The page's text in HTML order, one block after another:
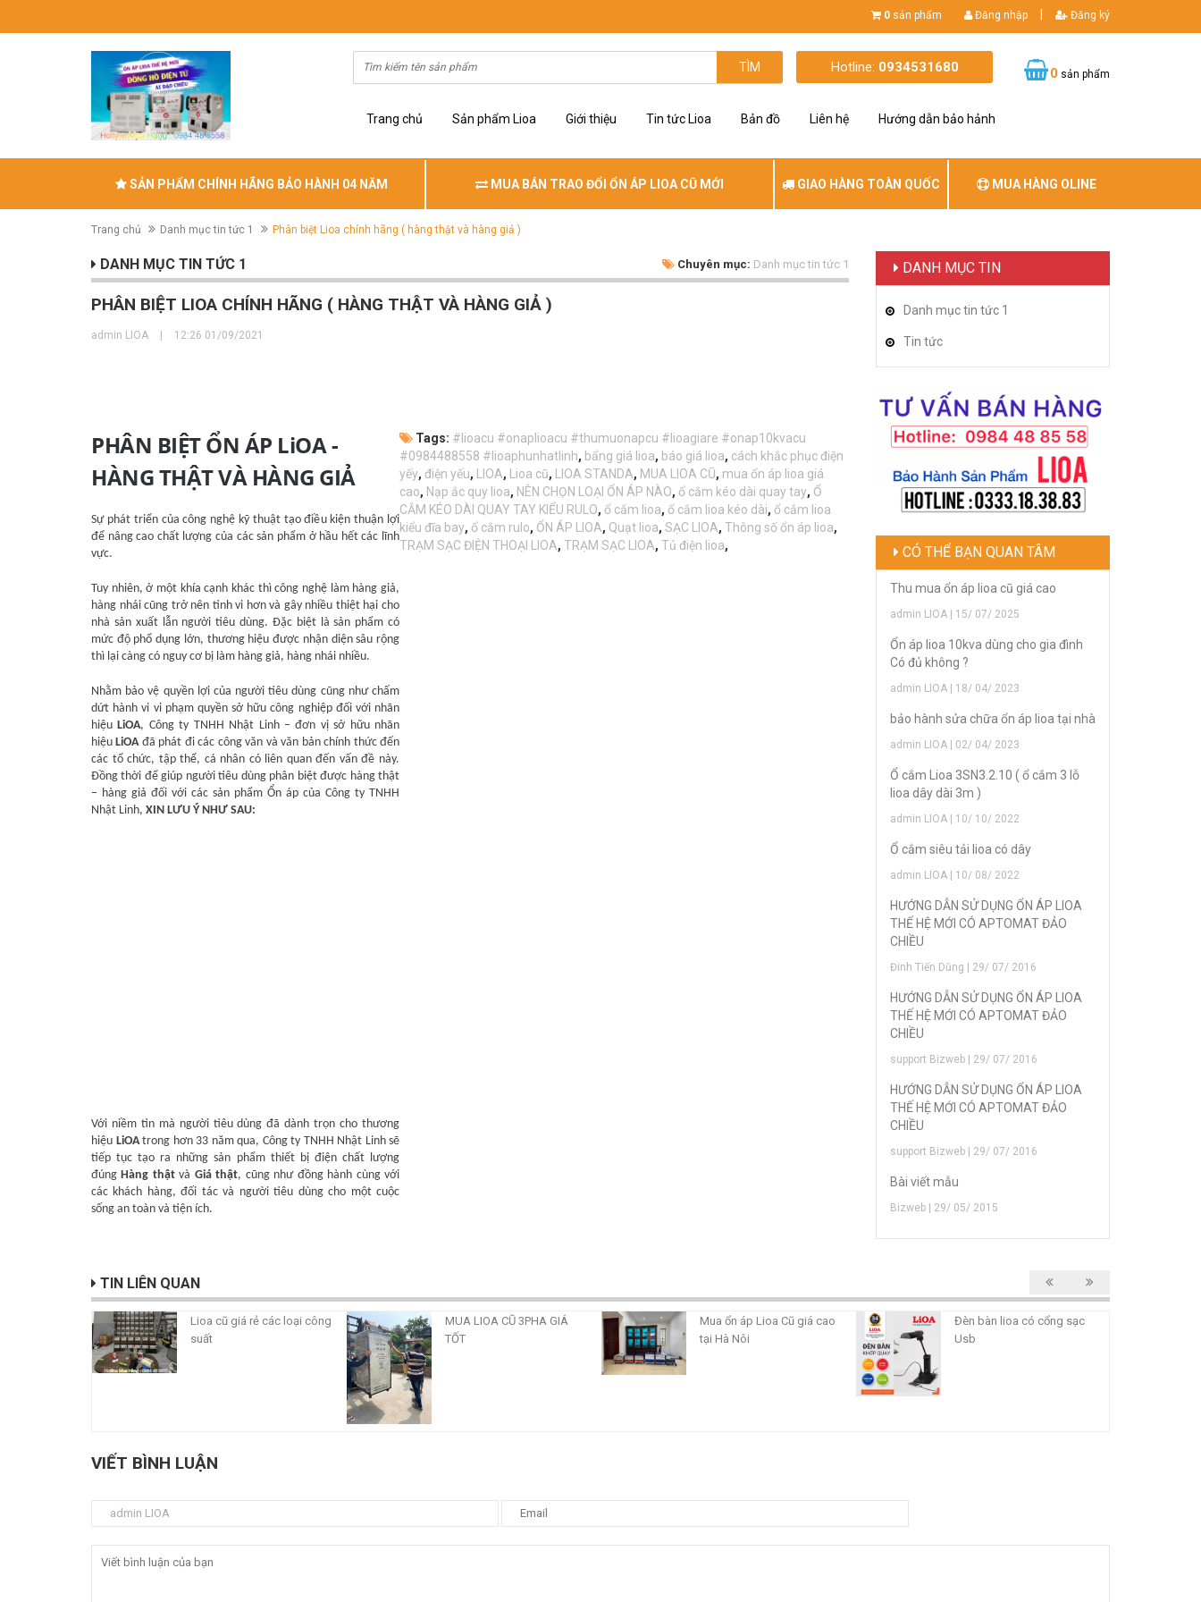
0 sản phẩm Đăng nhập Đăng ký
TÌM Hotline: 0934531680 0sản phẩm
Trang chủ Sản phẩm Lioa Giới thiệu Tin tức Lioa Bản đồ Liên hệ Hướng dẫn bảo hảnh
SẢN PHẨM CHÍNH HÃNG BẢO HÀNH 04 NĂM MUA BÁN TRAO ĐỔI ỔN ÁP LIOA CŨ MỚI GIAO HÀNG TOÀN QUỐC MUA HÀNG OLINE
Trang chủ Danh mục tin tức 1 Phân biệt Lioa chính hãng ( hàng thật và hàng giả )
DANH MỤC TIN TỨC 1 Chuyên mục: Danh mục tin tức 1
PHÂN BIỆT LIOA CHÍNH HÃNG ( HÀNG THẬT VÀ HÀNG GIẢ )
admin LIOA 12:26 01/09/2021
PHÂN BIỆT ỔN ÁP LiOA -
HÀNG THẬT VÀ HÀNG GIẢ
Sự phát triển của công nghệ kỹ thuật tạo điều kiện thuận lợi
để nâng cao chất lượng của các sản phẩm ở hầu hết các lĩnh
vực.
Tuy nhiên, ở một khía cạnh khác thì công nghệ làm hàng giả,
hàng nhái cũng trở nên tinh vi hơn và gây nhiều thiệt hại cho
nhà sản xuất lẫn người tiêu dùng. Đặc biệt là sản phẩm có
mức độ phổ dụng lớn, thương hiệu được nhận diện sâu rộng
thì lại càng có nguy cơ bị làm hàng giả, hàng nhái nhiều.
Nhằm bảo vệ quyền lợi của người tiêu dùng cũng như chấm
dứt hành vi vi phạm quyền sở hữu công nghiệp đối với nhãn
hiệuLiOA, Công ty TNHH Nhật Linh – đơn vị sở hữu nhãn
hiệuLiOA đã phát đi các công văn và văn bản chính thức đến
các tổ chức, tập thể, cá nhân có liên quan đến vấn đề này.
Đồng thời để giúp người tiêu dùng phân biệt được hàng thật
– hàng giả đối với các sản phẩm Ổn áp của Công ty TNHH
Nhật Linh, XIN LƯU Ý NHƯ SAU:
Với niềm tin mà người tiêu dùng đã dành trọn cho thương
hiệu LiOAtrong hơn 33 năm qua, Công ty TNHH Nhật Linh sẽ
tiếp tục tạo ra những sản phẩm thiết bị điện chất lượng
đúngHàng thậtvà Giá thật, cũng như đồng hành cùng với
các khách hàng, đối tác và người tiêu dùng cho một cuộc
sống an toàn và tiện ích.
Tags: #lioacu #onaplioacu #thumuonapcu #lioagiare #onap10kvacu
#0984488558 #lioaphunhatlinh, bẩng giá lioa, báo giá lioa, cách khắc phục điện
yếy, điện yếu, LIOA, Lioa cũ, LIOA STANDA, MUA LIOA CŨ, mua ổn áp lioa giá
cao, Nạp ắc quy lioa, NÊN CHỌN LOẠI ỔN ÁP NÀO, ổ cắm kéo dài quay tay, Ổ
CẮM KÉO DÀI QUAY TAY KIỂU RULO, ổ cắm lioa, ổ cắm lioa kéo dài, ổ cắm lioa
kiểu đĩa bay, ổ cắm rulo, ỔN ÁP LIOA, Quạt lioa, SẠC LIOA, Thông số ổn áp lioa,
TRẠM SẠC ĐIỆN THOẠI LIOA, TRẠM SẠC LIOA, Tủ điện lioa,
DANH MỤC TIN
Danh mục tin tức 1
Tin tức
CÓ THỂ BẠN QUAN TÂM
Thu mua ổn áp lioa cũ giá cao
admin LIOA | 15/ 07/ 2025
Ổn áp lioa 10kva dùng cho gia đình
Có đủ không ?
admin LIOA | 18/ 04/ 2023
bảo hành sửa chữa ổn áp lioa tại nhà
admin LIOA | 02/ 04/ 2023
Ổ cắm Lioa 3SN3.2.10 ( ổ cắm 3 lỗ
lioa dây dài 3m )
admin LIOA | 10/ 10/ 2022
Ổ cắm siêu tải lioa có dây
admin LIOA | 10/ 08/ 2022
HƯỚNG DẪN SỬ DỤNG ỔN ÁP LIOA
THẾ HỆ MỚI CÓ APTOMAT ĐẢO
CHIỀU
Đinh Tiến Dũng | 29/ 07/ 2016
HƯỚNG DẪN SỬ DỤNG ỔN ÁP LIOA
THẾ HỆ MỚI CÓ APTOMAT ĐẢO
CHIỀU
support Bizweb | 29/ 07/ 2016
HƯỚNG DẪN SỬ DỤNG ỔN ÁP LIOA
THẾ HỆ MỚI CÓ APTOMAT ĐẢO
CHIỀU
support Bizweb | 29/ 07/ 2016
Bài viết mẫu
Bizweb | 29/ 05/ 2015
TIN LIÊN QUAN
Lioa cũ giá rẻ các loại công
suất
MUA LIOA CŨ 3PHA GIÁ
TỐT
Mua ổn áp Lioa Cũ giá cao
tại Hà Nôi
Đèn bàn lioa có cổng sạc
Usb
VIẾT BÌNH LUẬN